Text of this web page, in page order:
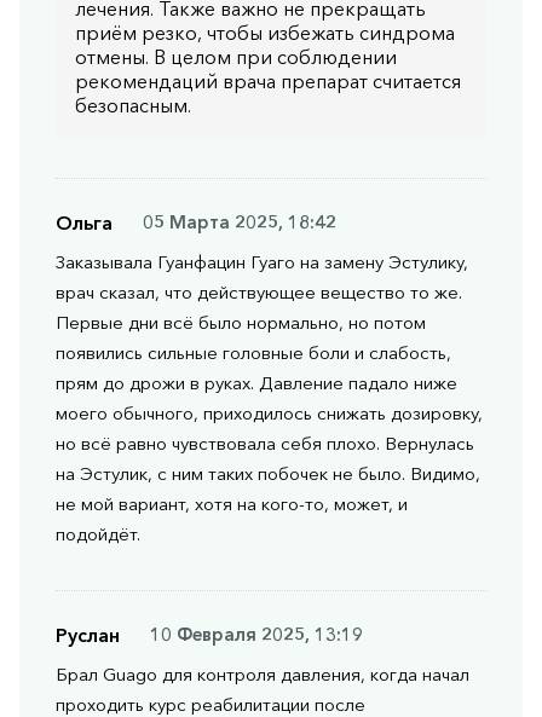
лечения. Также важно не прекращать
приём резко, чтобы избежать синдрома
отмены. В целом при соблюдении
рекомендаций врача препарат считается
безопасным.
Ольга
05 Марта 2025, 18:42
Заказывала Гуанфацин Гуаго на замену Эстулику,
врач сказал, что действующее вещество то же.
Первые дни всё было нормально, но потом
появились сильные головные боли и слабость,
прям до дрожи в руках. Давление падало ниже
моего обычного, приходилось снижать дозировку,
но всё равно чувствовала себя плохо. Вернулась
на Эстулик, с ним таких побочек не было. Видимо,
не мой вариант, хотя на кого-то, может, и
подойдёт.
Руслан
10 Февраля 2025, 13:19
Брал Guago для контроля давления, когда начал
проходить курс реабилитации после